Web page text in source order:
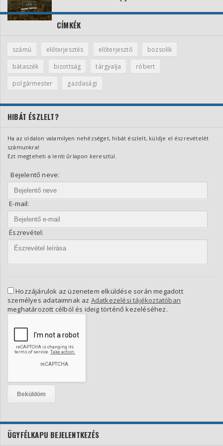
CÍMKÉK
számú előterjesztés előterjesztő
bozsolik
bátaszék
bizottság tárgyalja
róbert
polgármester
gazdasági
HIBÁT ÉSZLELT?
Ha az oldalon valamilyen nehézséget, hibát észlelt, küldje el észrevételét
számunkra!
Ezt megteheti a lenti űrlapon keresztül.
Bejelentő neve:
E-mail:
Észrevétel:
Hozzájárulok az üzenetem elküldése során megadott
személyes adataimnak az Adatkezelési tájékoztatóban
meghatározott célból és ideig történő kezeléséhez.
ÜGYFÉLKAPU BEJELENTKEZÉS